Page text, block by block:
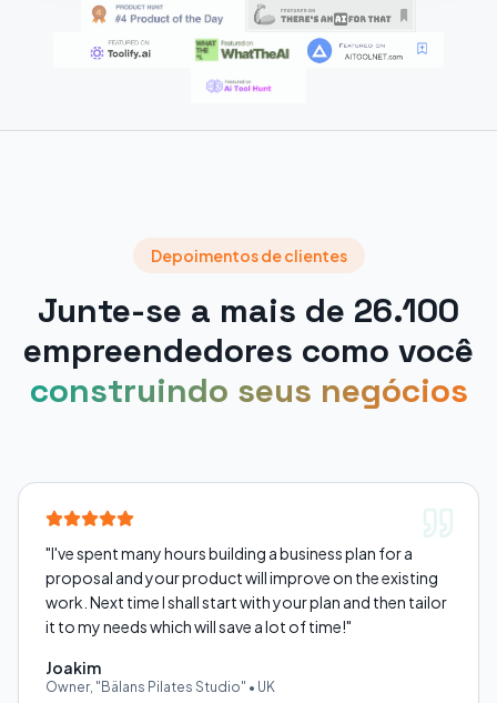
Depoimentos de clientes
Junte-se a mais de 26.100
empreendedores como você
construindo seus negócios
"I've spent many hours building a business plan for a
proposal and your product will improve on the existing
work. Next time I shall start with your plan and then tailor
it to my needs which will save a lot of time!"
Joakim
Owner, "Bälans Pilates Studio" • UK